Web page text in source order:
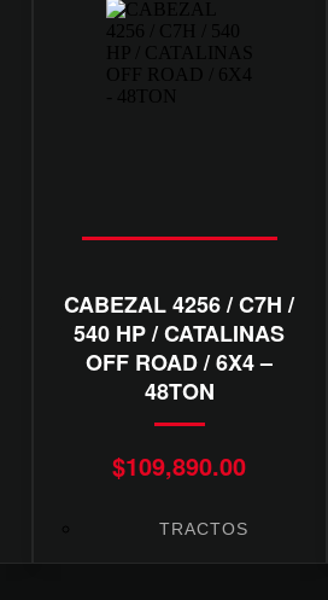
CABEZAL 4256 / C7H /
540 HP / CATALINAS
OFF ROAD / 6X4 –
48TON
$109,890.00
TRACTOS